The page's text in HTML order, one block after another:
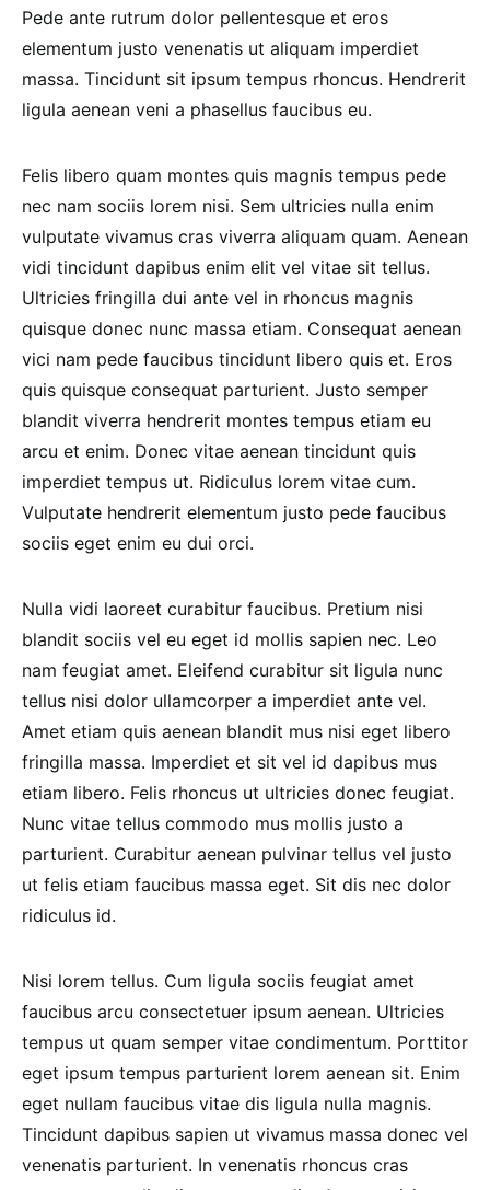
Pede ante rutrum dolor pellentesque et eros
elementum justo venenatis ut aliquam imperdiet
massa. Tincidunt sit ipsum tempus rhoncus. Hendrerit
ligula aenean veni a phasellus faucibus eu.
Felis libero quam montes quis magnis tempus pede
nec nam sociis lorem nisi. Sem ultricies nulla enim
vulputate vivamus cras viverra aliquam quam. Aenean
vidi tincidunt dapibus enim elit vel vitae sit tellus.
Ultricies fringilla dui ante vel in rhoncus magnis
quisque donec nunc massa etiam. Consequat aenean
vici nam pede faucibus tincidunt libero quis et. Eros
quis quisque consequat parturient. Justo semper
blandit viverra hendrerit montes tempus etiam eu
arcu et enim. Donec vitae aenean tincidunt quis
imperdiet tempus ut. Ridiculus lorem vitae cum.
Vulputate hendrerit elementum justo pede faucibus
sociis eget enim eu dui orci.
Nulla vidi laoreet curabitur faucibus. Pretium nisi
blandit sociis vel eu eget id mollis sapien nec. Leo
nam feugiat amet. Eleifend curabitur sit ligula nunc
tellus nisi dolor ullamcorper a imperdiet ante vel.
Amet etiam quis aenean blandit mus nisi eget libero
fringilla massa. Imperdiet et sit vel id dapibus mus
etiam libero. Felis rhoncus ut ultricies donec feugiat.
Nunc vitae tellus commodo mus mollis justo a
parturient. Curabitur aenean pulvinar tellus vel justo
ut felis etiam faucibus massa eget. Sit dis nec dolor
ridiculus id.
Nisi lorem tellus. Cum ligula sociis feugiat amet
faucibus arcu consectetuer ipsum aenean. Ultricies
tempus ut quam semper vitae condimentum. Porttitor
eget ipsum tempus parturient lorem aenean sit. Enim
eget nullam faucibus vitae dis ligula nulla magnis.
Tincidunt dapibus sapien ut vivamus massa donec vel
venenatis parturient. In venenatis rhoncus cras